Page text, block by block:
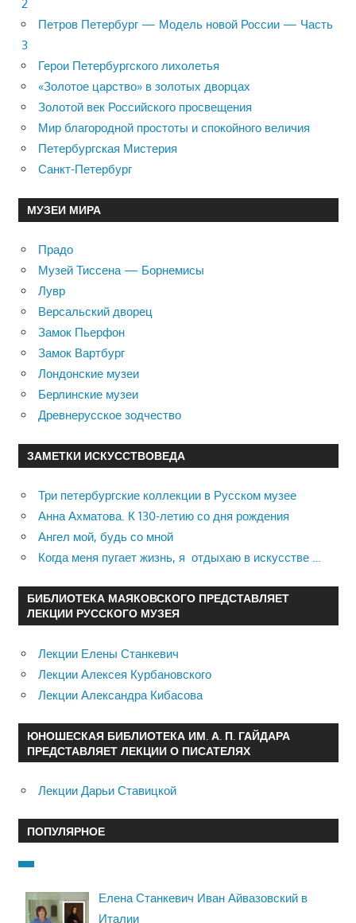
2
Петров Петербург — Модель новой России — Часть
3
Герои Петербургского лихолетья
«Золотое царство» в золотых дворцах
Золотой век Российского просвещения
Мир благородной простоты и спокойного величия
Петербургская Мистерия
Санкт-Петербург
МУЗЕИ МИРА
Прадо
Музей Тиссена — Борнемисы
Лувр
Версальский дворец
Замок Пьерфон
Замок Вартбург
Лондонские музеи
Берлинские музеи
Древнерусское зодчество
ЗАМЕТКИ ИСКУССТВОВЕДА
Три петербургские коллекции в Русском музее
Анна Ахматова. К 130-летию со дня рождения
Ангел мой, будь со мной
Когда меня пугает жизнь, я отдыхаю в искусстве …
БИБЛИОТЕКА МАЯКОВСКОГО ПРЕДСТАВЛЯЕТ
ЛЕКЦИИ РУССКОГО МУЗЕЯ
Лекции Елены Станкевич
Лекции Алексея Курбановского
Лекции Александра Кибасова
ЮНОШЕСКАЯ БИБЛИОТЕКА ИМ. А. П. ГАЙДАРА
ПРЕДСТАВЛЯЕТ ЛЕКЦИИ О ПИСАТЕЛЯХ
Лекции Дарьи Ставицкой
ПОПУЛЯРНОЕ
Елена Станкевич Иван Айвазовский в
Италии